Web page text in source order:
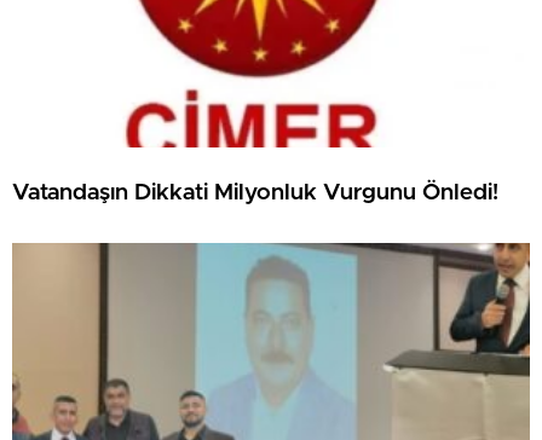
Vatandaşın Dikkati Milyonluk Vurgunu Önledi!